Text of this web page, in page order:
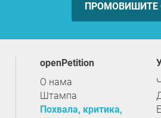
ПРОМОВИШИТЕ
openPetition
О нама
Штампа
Похвала, критика,